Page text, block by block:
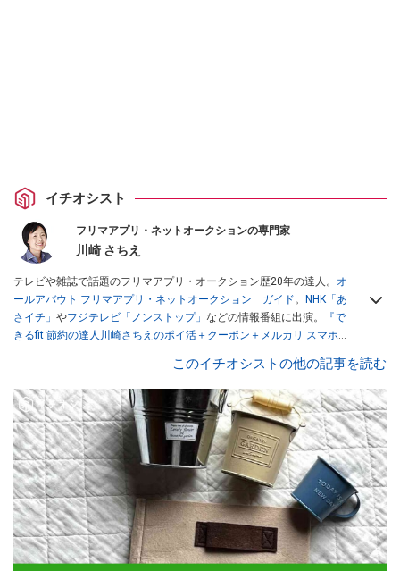
イチオシスト
フリマアプリ・ネットオークションの専門家
川崎 さちえ
テレビや雑誌で話題のフリマアプリ・オークション歴20年の達人。 オ
ールアバウト フリマアプリ・ネットオークション ガイド。
NHK「あ
さイチ」 やフジテレビ「ノンストップ」 などの情報番組に出演。
『で
きるfit 節約の達人川崎さちえのポイ活＋クーポン＋メルカリ スマホで
スマホ1つでスキマ時間に効率的に稼ぐ！』（翔泳社刊） ほか著書多
数。ブログは 「川崎さちえのごちゃまぜ日記」。
■経歴：2003年、夫が子育てをするために、突然会社を辞める。翌月
からの給料が０円になり、家にいながら、しかも空いた時間でできる
オークションに目をつける。しかし、取引の仕方がわからずに、まず
は落札者として参加。その後、出品者側にまわり、家の中の物を出品
しまくる。出品する物がほぼなくなってからは、仕入れを経験。ネッ
トオークションを生活の一部に取り入れるべく、「ネットオークショ
ンやフリマアプリは生活のインフラになる」という考えを持つ。また
消費税増税の社会においては、ネットオークションやフリマアプリが
家計の救世主になりえると考え、業者とは違う視点でユーザーとして
参加中。
このイチオシストの他の記事を読む